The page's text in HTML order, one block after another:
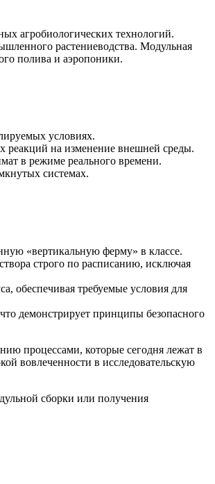
агробиологических технологий.
растениеводства. Модульная
полива и аэропоники.
условиях.
реакций на изменение внешней среды.
в режиме реального времени.
системах.
«вертикальную ферму» в классе.
строго по расписанию, исключая
обеспечивая требуемые условия для
демонстрирует принципы безопасного
процессами, которые сегодня лежат в
вовлеченности в исследовательскую
сборки или получения